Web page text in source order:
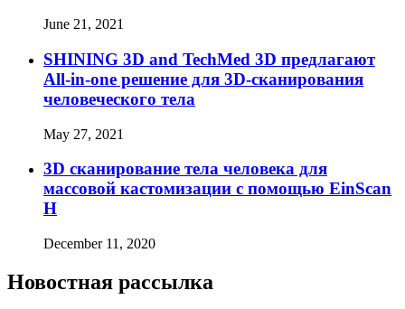
June 21, 2021
SHINING 3D and TechMed 3D предлагают
All-in-one решение для 3D-сканирования
человеческого тела
May 27, 2021
3D сканирование тела человека для
массовой кастомизации с помощью EinScan
H
December 11, 2020
Новостная рассылка